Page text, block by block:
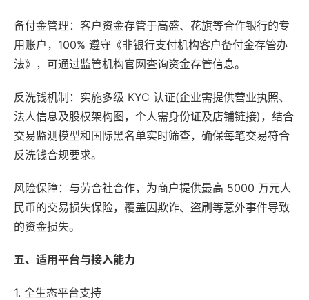
备付金管理：客户资金存管于高盛、花旗等合作银行的专
用账户，100% 遵守《非银行支付机构客户备付金存管办
法》，可通过监管机构官网查询资金存管信息。
反洗钱机制：实施多级 KYC 认证(企业需提供营业执照、
法人信息及股权架构图，个人需身份证及店铺链接)，结合
交易监测模型和国际黑名单实时筛查，确保每笔交易符合
反洗钱合规要求。
风险保障：与劳合社合作，为商户提供最高 5000 万元人
民币的交易损失保险，覆盖因欺诈、盗刷等意外事件导致
的资金损失。
五、适用平台与接入能力
1. 全生态平台支持